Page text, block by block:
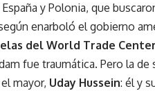
y Polonia, que
enarboló el gobierno
del World Trade
fue traumática. Pero la
mayor, Uday Hussein: él y